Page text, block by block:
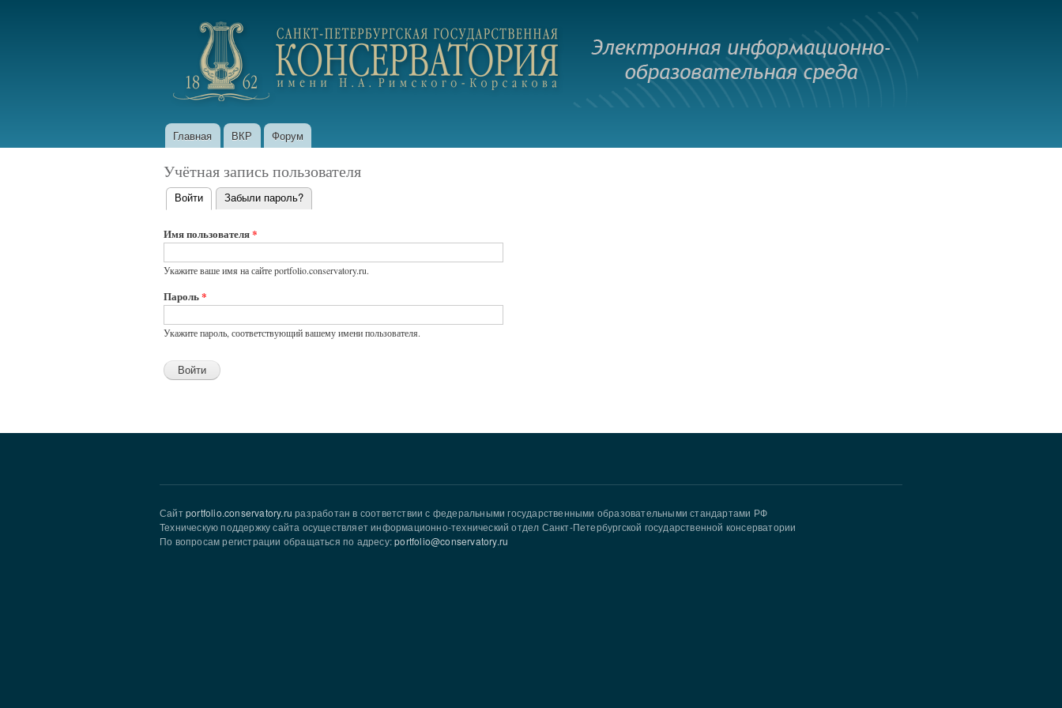
основному
содержанию
portfolio.conservatory.ru
Главное меню
Главная ВКР Форум
Учётная запись пользователя
Главные
вкладки
Войти (активная вкладка)
Забыли пароль?
Имя пользователя*
Укажите ваше имя на сайте portfolio.conservatory.ru.
Пароль*
Укажите пароль, соответствующий вашему имени пользователя.
Сайтportfolio.conservatory.ru разработан в соответствии с федеральными государственными образовательными стандартами РФ
Техническую поддержку сайта осуществляет информационно-технический отдел Санкт-Петербургской государственной консерватории
По вопросам регистрации обращаться по адресу:portfolio@conservatory.ru